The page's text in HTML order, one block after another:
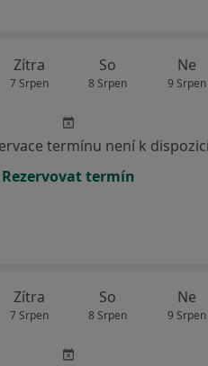
Zítra
7 Srpen
So
8 Srpen
Ne
9 Srpen
termínu není k dispozici
Rezervovat termín
Zítra
7 Srpen
So
8 Srpen
Ne
9 Srpen